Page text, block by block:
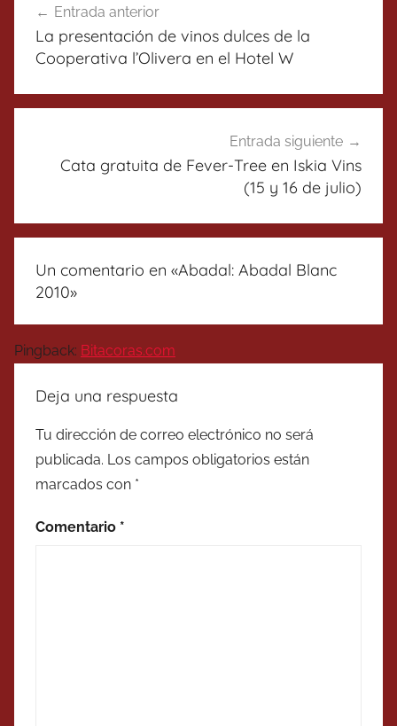
de
entradas
Entrada anterior
La presentación de vinos dulces de la
Cooperativa l’Olivera en el Hotel W
Entrada siguiente
Cata gratuita de Fever-Tree en Iskia Vins
(15 y 16 de julio)
Un comentario en «Abadal: Abadal Blanc
2010»
Pingback: Bitacoras.com
Deja una respuesta
Tu dirección de correo electrónico no será
publicada. Los campos obligatorios están
marcados con *
Comentario *